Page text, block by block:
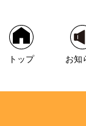
トップ お知